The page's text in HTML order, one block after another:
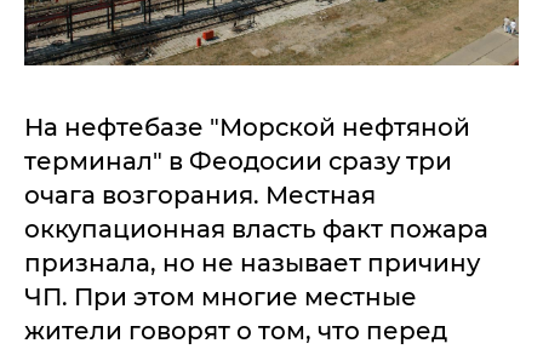
На нефтебазе "Морской нефтяной
терминал" в Феодосии сразу три
очага возгорания. Местная
оккупационная власть факт пожара
признала, но не называет причину
ЧП. При этом многие местные
жители говорят о том, что перед